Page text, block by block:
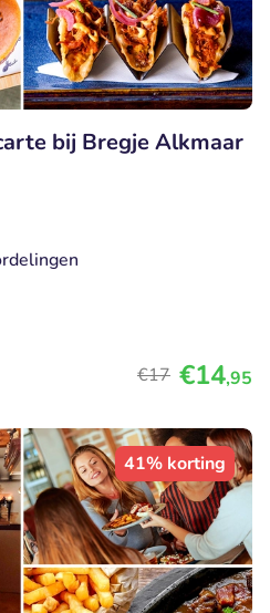
bij Bregje Alkmaar
€17 €14,95
41% korting